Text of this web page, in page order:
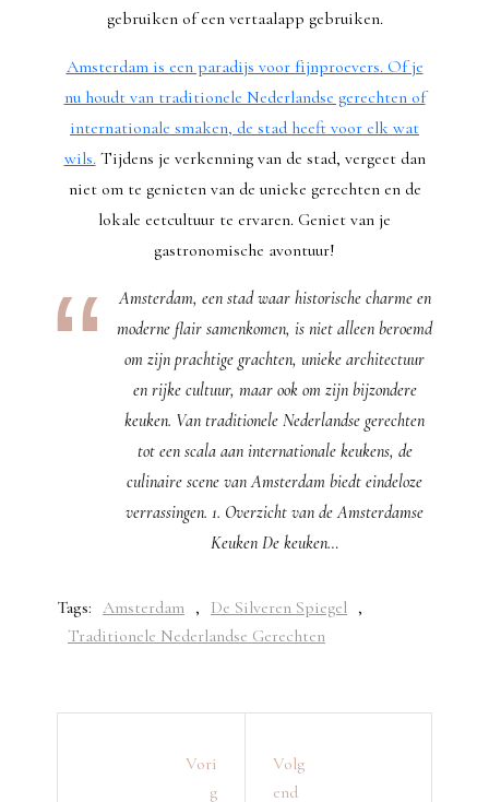
gebruiken of een vertaalapp gebruiken.
Amsterdam is een paradijs voor fijnproevers. Of je
nu houdt van traditionele Nederlandse gerechten of
internationale smaken, de stad heeft voor elk wat
wils.Tijdens je verkenning van de stad, vergeet dan
niet om te genieten van de unieke gerechten en de
lokale eetcultuur te ervaren. Geniet van je
gastronomische avontuur!
Amsterdam, een stad waar historische charme en
moderne flair samenkomen, is niet alleen beroemd
om zijn prachtige grachten, unieke architectuur
en rijke cultuur, maar ook om zijn bijzondere
keuken. Van traditionele Nederlandse gerechten
tot een scala aan internationale keukens, de
culinaire scene van Amsterdam biedt eindeloze
verrassingen. 1. Overzicht van de Amsterdamse
Keuken De keuken…
Tags: Amsterdam , De Silveren Spiegel ,
Traditionele Nederlandse Gerechten
Vori
G
Volg
End